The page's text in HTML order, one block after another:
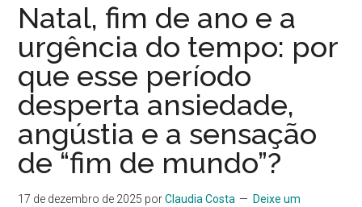
Natal, fim de ano e a
urgência do tempo: por
que esse período
desperta ansiedade,
angústia e a sensação
de “fim de mundo”?
17 de dezembro de 2025 porClaudia Costa
Deixe um